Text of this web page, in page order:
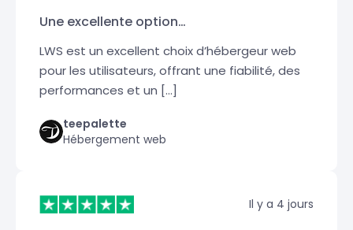
Une excellente option…
LWS est un excellent choix d’hébergeur web
pour les utilisateurs, offrant une fiabilité, des
performances et un […]
teepalette
Hébergement web
Il y a 4 jours